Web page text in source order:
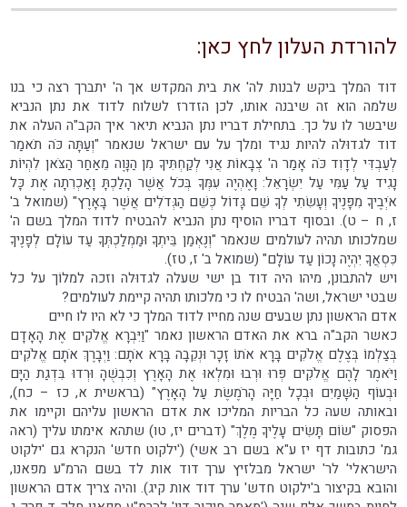
להורדת העלון לחץ כאן:
דוד המלך ביקש לבנות לה' את בית המקדש אך ה' יתברך רצה כי בנו
שלמה הוא זה שיבנה אותו, לכן הזדרז לשלוח לדוד את נתן הנביא
שיבשר לו על כך. בתחילת דבריו נתן הנביא תיאר איך הקב"ה העלה את
דוד לגדוּלה להיות נגיד ומלך על עם ישראל שנאמר "וְעַתָּה כֹּה תֹאמַר
לְעַבְדִּי לְדָוִד כֹּה אָמַר ה' צְבָאוֹת אֲנִי לְקַחְתִּיךָ מִן הַנָּוֶה מֵאַחַר הַצֹּאן לִהְיוֹת
נָגִיד עַל עַמִּי עַל יִשְׂרָאֵל: וָאֶהְיֶה עִמְּךָ בְּכֹל אֲשֶׁר הָלַכְתָּ וָאַכְרִתָה אֶת כָּל
אֹיְבֶיךָ מִפָּנֶיךָ וְעָשִׂתִי לְךָ שֵׁם גָּדוֹל כְּשֵׁם הַגְּדֹלִים אֲשֶׁר בָּאָרֶץ" (שמואל ב'
ז, ח – ט). ובסוף דבריו הוסיף נתן הנביא להבטיח לדוד המלך בשם ה'
שמלכותו תהיה לעולמים שנאמר "וְנֶאְמַן בֵּיתְךָ וּמַמְלַכְתְּךָ עַד עוֹלָם לְפָנֶיךָ
כִּסְאֲךָ יִהְיֶה נָכוֹן עַד עוֹלָם" (שמואל ב' ז, טז).
ויש להתבונן, מיהו היה דוד בן ישי שעלה לגדוּלה וזכה למלוֹך על כל
שבטי ישראל, ושה' הבטיח לו כי מלכותו תהיה קיימת לעולמים?
אדם הראשון נתן שבעים שנה מחייו לדוד המלך כי לא היו לו חיים
כאשר הקב"ה ברא את האדם הראשון נאמר "וַיִּבְרָא אֱלֹקִים אֶת הָאָדָם
בְּצַלְמוֹ בְּצֶלֶם אֱלֹקִים בָּרָא אֹתוֹ זָכָר וּנְקֵבָה בָּרָא אֹתָם: וַיְבָרֶךְ אֹתָם אֱלֹקִים
וַיֹּאמֶר לָהֶם אֱלֹקִים פְּרוּ וּרְבוּ וּמִלְאוּ אֶת הָאָרֶץ וְכִבְשֻׁהָ וּרְדוּ בִּדְגַת הַיָּם
וּבְעוֹף הַשָּׁמַיִם וּבְכָל חַיָּה הָרֹמֶשֶׂת עַל הָאָרֶץ" (בראשית א, כז – כח),
ובאותה שעה כל הבריות המליכו את אדם הראשון עליהם וקיימו את
הפסוק "שׂוֹם תָּשִׂים עָלֶיךָ מֶלֶךְ" (דברים יז, טו) שתהא אימתו עליך (ראה
גמ' כתובות דף יז ע"א בשם רב אשי) ('ילקוט חדש' הנקרא גם 'ילקוט
הישראלי' לר' ישראל מבלזיץ ערך דוד אות לד בשם הרמ"ע מפאנו,
והובא בקיצור ב'ילקוט חדש' ערך דוד אות קיג). והיה צריך אדם הראשון